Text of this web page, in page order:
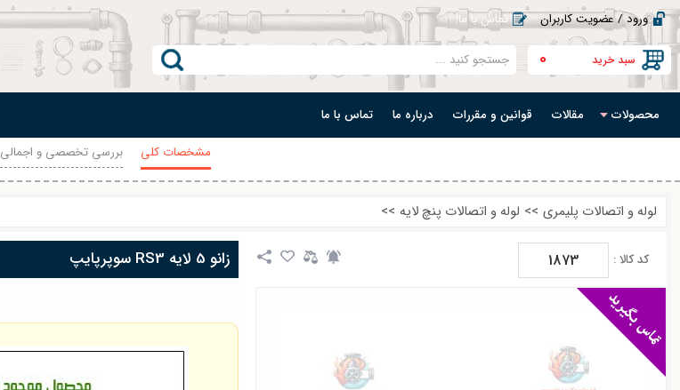
ورود / عضویت کاربران تماس با ما
سبد خرید 0
محصولات مقالات قوانین و مقررات درباره ما
تماس با ما
مشخصات کلی
بررسی تخصصی و اجمالی
لوله و اتصالات پلیمری >> لوله و اتصالات پنچ لایه >>
کد کالا : 1873 زانو 5 لایه RS3 سوپرپایپ